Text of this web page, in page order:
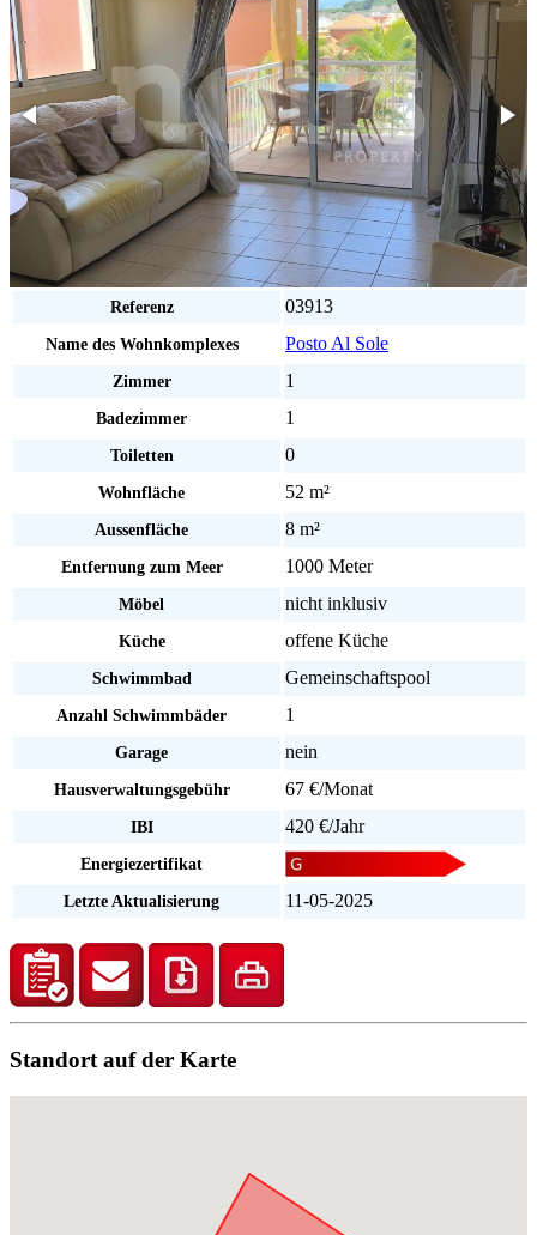
Referenz 03913
Name des Wohnkomplexes Posto Al Sole
Zimmer 1
Badezimmer 1
Toiletten 0
Wohnfläche 52 m²
Aussenfläche 8 m²
Entfernung zum Meer 1000 Meter
Möbel nicht inklusiv
Küche offene Küche
Schwimmbad Gemeinschaftspool
Anzahl Schwimmbäder 1
Garage nein
Hausverwaltungsgebühr 67 €/Monat
IBI 420 €/Jahr
Energiezertifikat
Letzte Aktualisierung
11-05-2025
Standort auf der Karte